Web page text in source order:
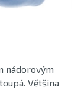
nádorovým
Většina